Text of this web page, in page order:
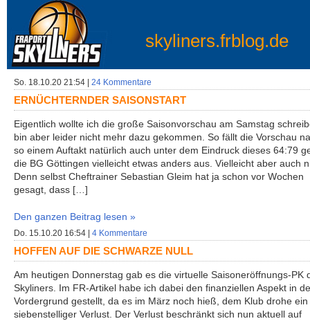
skyliners.frblog.de
So. 18.10.20 21:54 | 24 Kommentare
ERNÜCHTERNDER SAISONSTART
Eigentlich wollte ich die große Saisonvorschau am Samstag
bin aber leider nicht mehr dazu gekommen. So fällt die Vorschau
so einem Auftakt natürlich auch unter dem Eindruck dieses 64:79
die BG Göttingen vielleicht etwas anders aus. Vielleicht aber auch
Denn selbst Cheftrainer Sebastian Gleim hat ja schon vor Wochen
gesagt, dass […]
Den ganzen Beitrag lesen »
Do. 15.10.20 16:54 | 4 Kommentare
HOFFEN AUF DIE SCHWARZE NULL
Am heutigen Donnerstag gab es die virtuelle Saisoneröffnungs-PK
Skyliners. Im FR-Artikel habe ich dabei den finanziellen Aspekt in
Vordergrund gestellt, da es im März noch hieß, dem Klub drohe ein
siebenstelliger Verlust. Der Verlust beschränkt sich nun aktuell auf